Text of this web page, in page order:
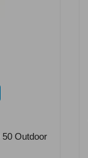
Outdoor